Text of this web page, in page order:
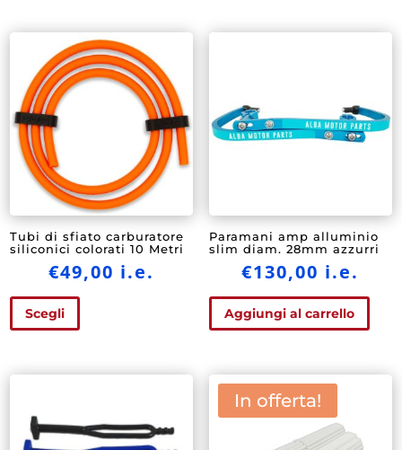
Tubi di sfiato carburatore
siliconici colorati 10 Metri
€49,00 i.e.
Scegli
Questo
opzioni
Paramani amp alluminio
slim diam. 28mm azzurri
€130,00 i.e.
Aggiungi al carrello
In offerta!